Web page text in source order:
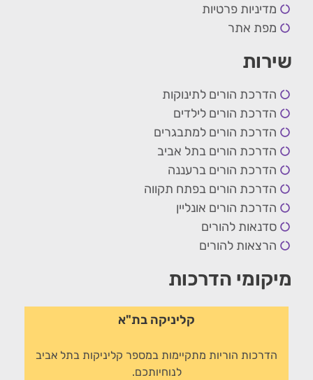
מדיניות פרטיות
מפת אתר
שירות
הדרכת הורים לתינוקות
הדרכת הורים לילדים
הדרכת הורים למתבגרים
הדרכת הורים בתל אביב
הדרכת הורים ברעננה
הדרכת הורים בפתח תקווה
הדרכת הורים אונליין
סדנאות להורים
הרצאות להורים
מיקומי הדרכות
קליניקה בת"א
הדרכות הוריות מתקיימות במספר קליניקות בתל אביב
לנוחיותכם.